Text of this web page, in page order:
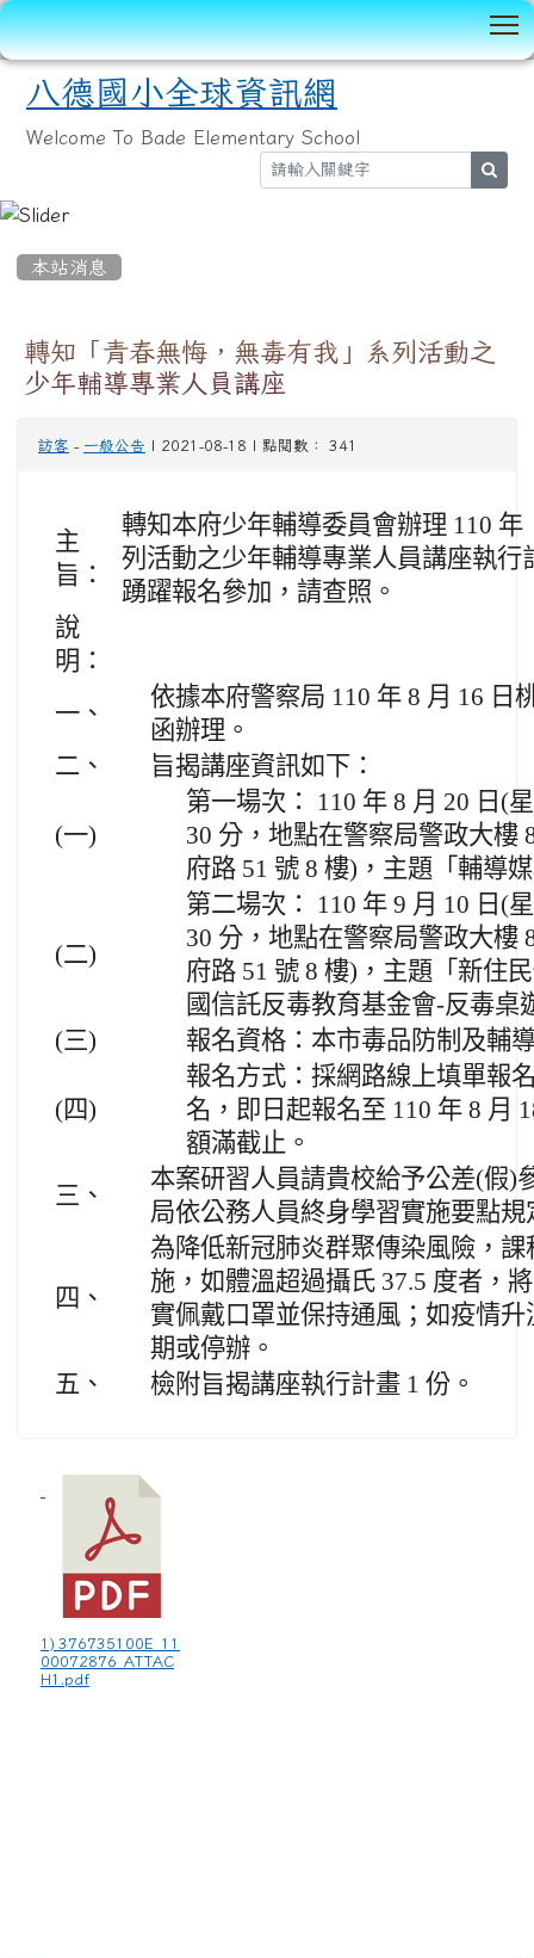
八德國小全球資訊網
Welcome To Bade Elementary School
本站消息
轉知「青春無悔，無毒有我」系列活動之
少年輔導專業人員講座
訪客 - 一般公告 | 2021-08-18 | 點閱數： 341
主
旨：
轉知本府少年輔導委員會辦理 110
列活動之少年輔導專業人員講座執行
踴躍報名參加，請查照。
說
明：
一、
依據本府警察局 110 年 8 月 16 日
函辦理。
二、
旨揭講座資訊如下：
(一)
第一場次： 110 年 8 月 20 日(
30 分，地點在警察局警政大樓
府路 51 號 8 樓)，主題「輔導
(二)
第二場次： 110 年 9 月 10 日(
30 分，地點在警察局警政大樓
府路 51 號 8 樓)，主題「新住
國信託反毒教育基金會-反毒桌
(三)
報名資格：本市毒品防制及輔
(四)
報名方式：採網路線上填單報
名，即日起報名至 110 年 8 月
額滿截止。
三、
本案研習人員請貴校給予公差(假)
局依公務人員終身學習實施要點
四、
為降低新冠肺炎群聚傳染風險，
施，如體溫超過攝氏 37.5 度者，
實佩戴口罩並保持通風；如疫情
期或停辦。
五、
檢附旨揭講座執行計畫 1 份。
1) 376735100E_11
00072876_ATTAC
H1.pdf